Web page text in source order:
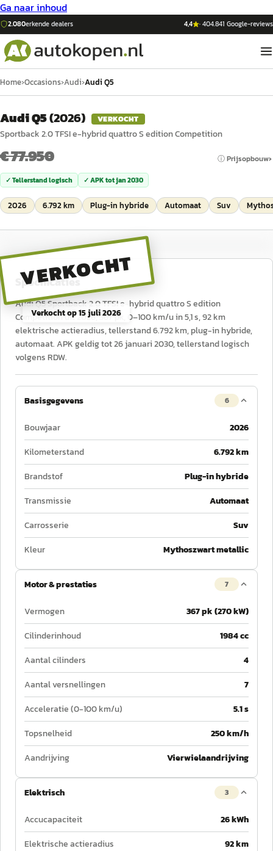
Ga naar inhoud
2.080erkende dealers 4,4 ·404.841 Google-reviews
Home›Occasions›Audi›Audi Q5
Audi Q5(2026) VERKOCHT
Sportback 2.0 TFSI e-hybrid quattro S edition Competition
€ 77.950 ⓘ Prijsopbouw
✓ Tellerstand logisch ✓ APK totjan 2030
2026 6.792 km Plug-in hybride Automaat Suv
VERKOCHT
Verkocht op15 juli 2026
Specificaties
Audi Q5 Sportback 2.0 TFSI e-hybrid quattro S edition
Competition uit 2026, 367 pk, 0–100 km/u in 5,1 s, 92 km
elektrische actieradius, tellerstand 6.792 km, plug-in hybride,
automaat. APK geldig tot 26 januari 2030, tellerstand logisch
volgens RDW.
Basisgegevens 6
Bouwjaar
2026
Kilometerstand
6.792 km
Brandstof
Plug-in hybride
Transmissie
Automaat
Carrosserie
Suv
Kleur
Mythoszwart metallic
Motor & prestaties 7
Vermogen
367 pk (270 kW)
Cilinderinhoud
1984 cc
Aantal cilinders
4
Aantal versnellingen
7
Acceleratie (0-100 km/u)
5.1 s
Topsnelheid
250 km/h
Aandrijving
Vierwielaandrijving
Elektrisch 3
Accucapaciteit
26 kWh
Elektrische actieradius
92 km